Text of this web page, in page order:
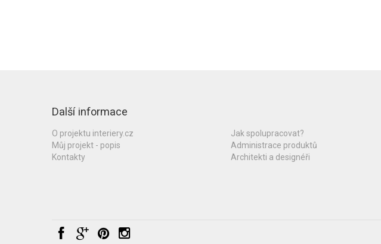
Další informace
O projektu interiery.cz
Můj projekt - popis
Kontakty
Jak spolupracovat?
Administrace produktů
Architekti a designéři